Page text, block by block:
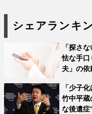
シェアランキ
「探さ
怯な手口
夫」の依
「少子
竹中平蔵
な後遺症